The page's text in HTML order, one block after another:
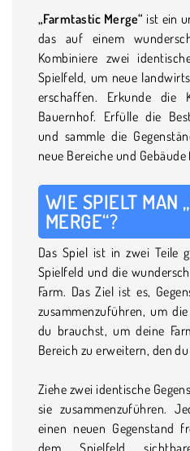
„Farmtastic Merge“ ist ein
das auf einem
Kombiniere zwei
Spielfeld, um neue
erschaffen. Erkunde die
Bauernhof. Erfülle die
und sammle die
neue Bereiche und
WIE SPIELT MAN
MERGE“?
Das Spiel ist in zwei Teile
Spielfeld und die
Farm. Das Ziel ist es,
zusammenzuführen, um
du brauchst, um deine
Bereich zu erweitern, den
Ziehe zwei identische
sie zusammenzuführen.
einen neuen Gegenstand
dem Spielfeld